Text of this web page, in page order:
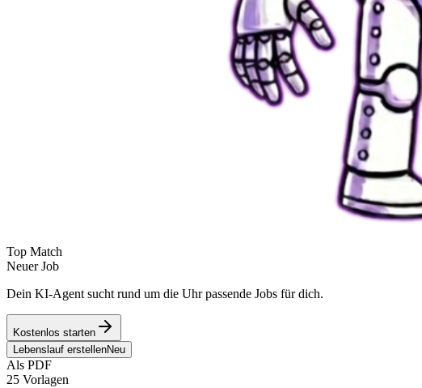
Top Match
Neuer Job
Dein KI-Agent sucht rund um die Uhr passende Jobs für dich.
Kostenlos starten
Lebenslauf erstellenNeu
Als PDF
25 Vorlagen